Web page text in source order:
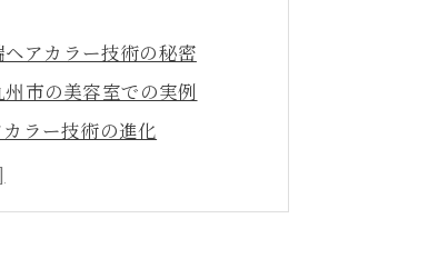
アカラー技術の秘密
市の美容室での実例
ラー技術の進化
ヘアケア方法
イン提案